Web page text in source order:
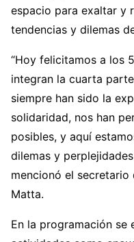
espacio para exaltar y
tendencias y dilemas
“Hoy felicitamos a los
integran la cuarta
siempre han sido la
solidaridad, nos han
posibles, y aquí
dilemas y
mencionó el secretario
Matta.
En la programación se